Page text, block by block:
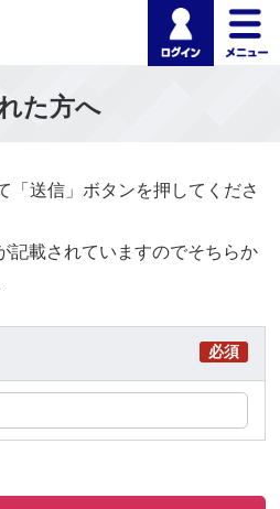
益社団法人 日本
ログイ
た方へ
「送信」ボタンを押してくださ
記載されていますのでそちらか
必須